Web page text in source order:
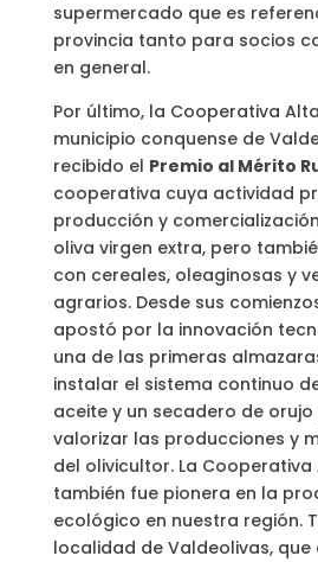
supermercado que es
provincia tanto para socios
en general.
Por último, la Cooperativa
municipio conquense de
recibido el Premio al Mérito
cooperativa cuya actividad
producción y
oliva virgen extra, pero
con cereales, oleaginosas y
agrarios. Desde sus
apostó por la innovación
una de las primeras
instalar el sistema continuo
aceite y un secadero de
valorizar las producciones y
del olivicultor. La
también fue pionera en la
ecológico en nuestra región.
localidad de Valdeolivas,